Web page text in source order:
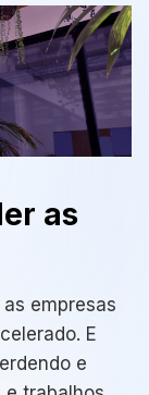
as
empresas
E
e